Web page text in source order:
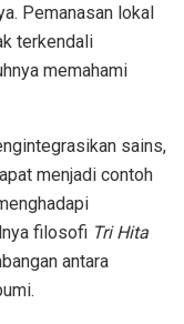
Pemanasan lokal
terkendali
memahami
sains,
menjadi contoh
filosofi Tri Hita
antara